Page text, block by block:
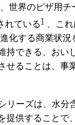
世界のピザ用
れている1 、こ
化する商業状
できる、おい
せることは、事
ーズは、水分
提供することで